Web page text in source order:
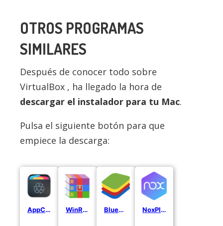
OTROS PROGRAMAS
SIMILARES
Después de conocer todo sobre
VirtualBox , ha llegado la hora de
descargar el instalador para tu Mac.
Pulsa el siguiente botón para que
empiece la descarga:
AppCleaner WinRaR BlueStacks NoxPlayer